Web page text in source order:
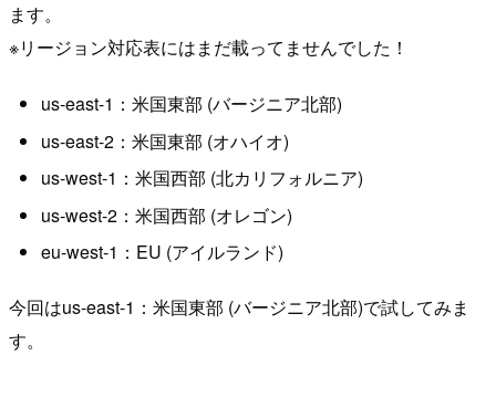
ます。
※リージョン対応表にはまだ載ってませんでした！
us-east-1：米国東部 (バージニア北部)
us-east-2：米国東部 (オハイオ)
us-west-1：米国西部 (北カリフォルニア)
us-west-2：米国西部 (オレゴン)
eu-west-1：EU (アイルランド)
今回はus-east-1：米国東部 (バージニア北部)で試してみま
す。